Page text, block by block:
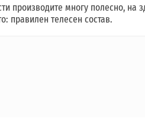
производите многу полесно,
правилен телесен состав.